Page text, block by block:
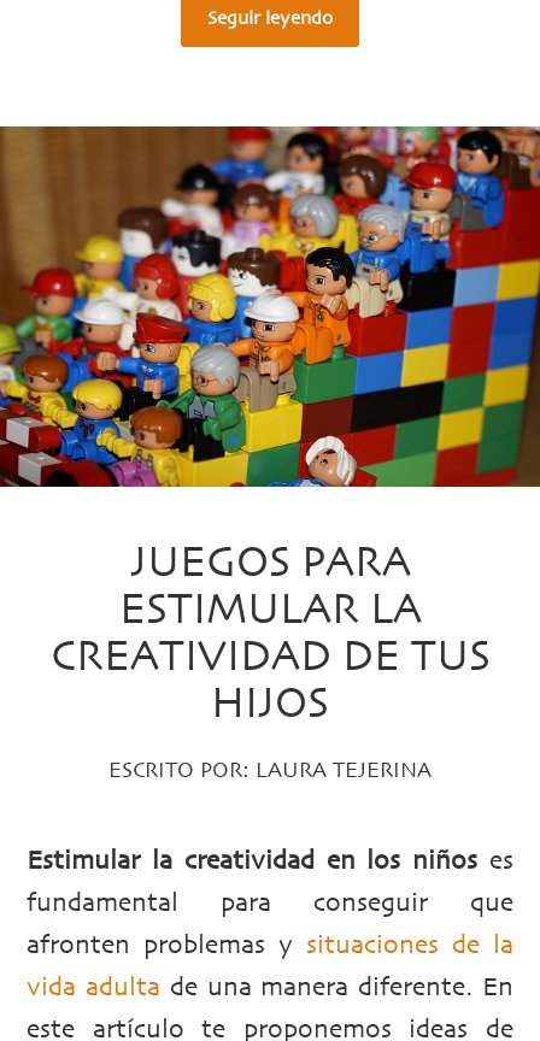
Seguir leyendo
JUEGOS PARA
ESTIMULAR LA
CREATIVIDAD DE TUS
HIJOS
ESCRITO POR: LAURA TEJERINA
Estimular la creatividad en los niños es
fundamental para conseguir que
afronten problemas y situaciones de la
vida adulta de una manera diferente. En
este artículo te proponemos ideas de